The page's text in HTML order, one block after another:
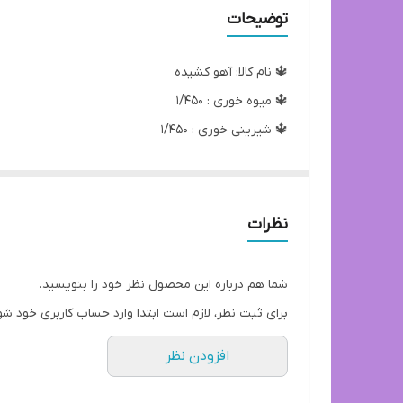
توضیحات
🔱 نام کالا: آهو کشیده
🔱 میوه خوری : ۱/۴۵۰
🔱 شیرینی خوری : ۱/۴۵۰
شماره تماس با فروشنده
09017670756
نظرات
شما هم درباره این محصول نظر خود را بنویسید.
برای ثبت نظر، لازم است ابتدا وارد حساب کاربری خود
افزودن نظر